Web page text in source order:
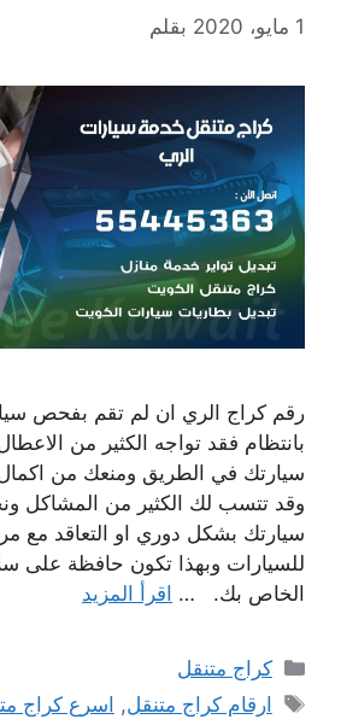
1 مايو، 2020 بقلم
رقم كراج الري ان لم تقم بفحص
بانتظام فقد تواجه الكثير من
سيارتك في الطريق ومنعك من
وقد تتسب لك الكثير من المشاكل
سيارتك بشكل دوري او التعاقد مع
للسيارات وبهذا تكون حافظة على
الخاص بك. … اقرأ المزيد
التصنيفات
كراج متنقل
الوسوم
ارقام كراج متنقل, اسرع كراج